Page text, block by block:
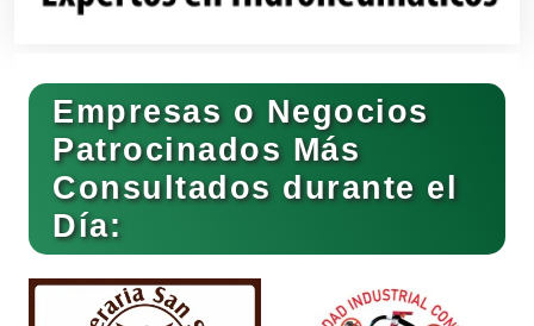
Basculas
Bebidas
Belleza
Empresas o Negocios
Patrocinados Más
Consultados durante el
Día: